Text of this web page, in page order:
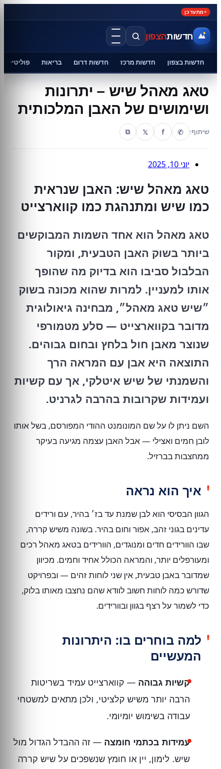
מתעדכן
חדשותהצפון
חדשות בצפון חדשות מרכז חדשות דרום בריאות פוליטיקה
טאג מאהל שיש – יתרונות
ושימושים של האבן המלכותית
שיתוף: ✆
f
𝕏
⧉
יוני 10, 2025
טאג מאהל שיש: האבן שנראית
כמו שיש ומתנהגת כמו קווארצייט
טאג מאהל הוא אחד השמות המבוקשים
ביותר בשוק האבן הטבעית, ומקור
הבלבול סביבו הוא בדיוק מה שהופך
אותו למעניין. למרות שהוא מכונה בשוק
״שיש טאג מאהל״, מבחינה גיאולוגית
מדובר בקווארצייט — סלע מטמורפי
שנוצר מאבן חול בלחץ ובחום גבוהים.
התוצאה היא אבן עם המראה הרך
והשמנתי של שיש איטלקי, אך עם קשיות
ועמידות שקרובות בהרבה לגרניט.
השם ניתן לו על שם המונומנט ההודי המפורסם, בשל אותו
לובן חמים ואצילי — אבל האבן עצמה מגיעה בעיקר
ממחצבות בברזיל.
איך הוא נראה
הגוון הבסיסי הוא לבן שמנת עד בז׳ בהיר, עם ורידים
עדינים בגוני זהב, אפור וחום בהיר. בשונה משיש קררה,
שבו הוורידים חדים ומנוגדים, הוורידים בטאג מאהל רכים
ומעורפלים יותר, והמראה הכולל אחיד וחמים. מכיוון
שמדובר באבן טבעית, אין שני לוחות זהים — ובפרויקט
שדורש כמה לוחות חשוב לוודא שהם נחצבו מאותו בלוק,
כדי לשמור על רצף בגוון ובוורידים.
למה בוחרים בו: היתרונות
המעשיים
קשיות גבוהה — קווארצייט עמיד בשריטות
הרבה יותר משיש קלציטי, ולכן מתאים למשטחי
עבודה בשימוש יומיומי.
עמידות בכתמי חומצה — זה ההבדל הגדול מול
שיש. לימון, יין או חומץ שנשפכים על שיש קררה